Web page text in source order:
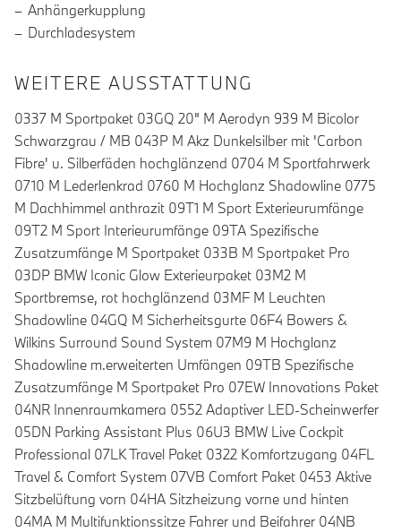
Anhängerkupplung
Durchladesystem
WEITERE AUSSTATTUNG
0337 M Sportpaket 03GQ 20" M Aerodyn 939 M Bicolor
Schwarzgrau / MB 043P M Akz Dunkelsilber mit 'Carbon
Fibre' u. Silberfäden hochglänzend 0704 M Sportfahrwerk
0710 M Lederlenkrad 0760 M Hochglanz Shadowline 0775
M Dachhimmel anthrazit 09T1 M Sport Exterieurumfänge
09T2 M Sport Interieurumfänge 09TA Spezifische
Zusatzumfänge M Sportpaket 033B M Sportpaket Pro
03DP BMW Iconic Glow Exterieurpaket 03M2 M
Sportbremse, rot hochglänzend 03MF M Leuchten
Shadowline 04GQ M Sicherheitsgurte 06F4 Bowers &
Wilkins Surround Sound System 07M9 M Hochglanz
Shadowline m.erweiterten Umfängen 09TB Spezifische
Zusatzumfänge M Sportpaket Pro 07EW Innovations Paket
04NR Innenraumkamera 0552 Adaptiver LED-Scheinwerfer
05DN Parking Assistant Plus 06U3 BMW Live Cockpit
Professional 07LK Travel Paket 0322 Komfortzugang 04FL
Travel & Comfort System 07VB Comfort Paket 0453 Aktive
Sitzbelüftung vorn 04HA Sitzheizung vorne und hinten
04MA M Multifunktionssitze Fahrer und Beifahrer 04NB